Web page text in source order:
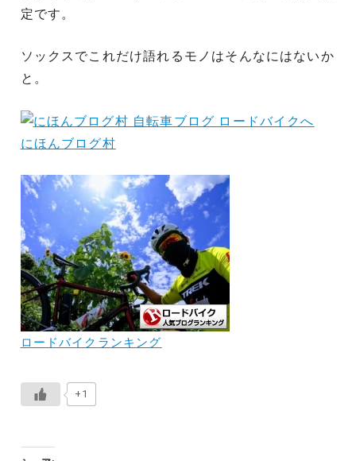
定です。
ソックスでこれだけ語れるモノはそんなにはないか
と。
にほんブログ村
ロードバイクランキング
+1